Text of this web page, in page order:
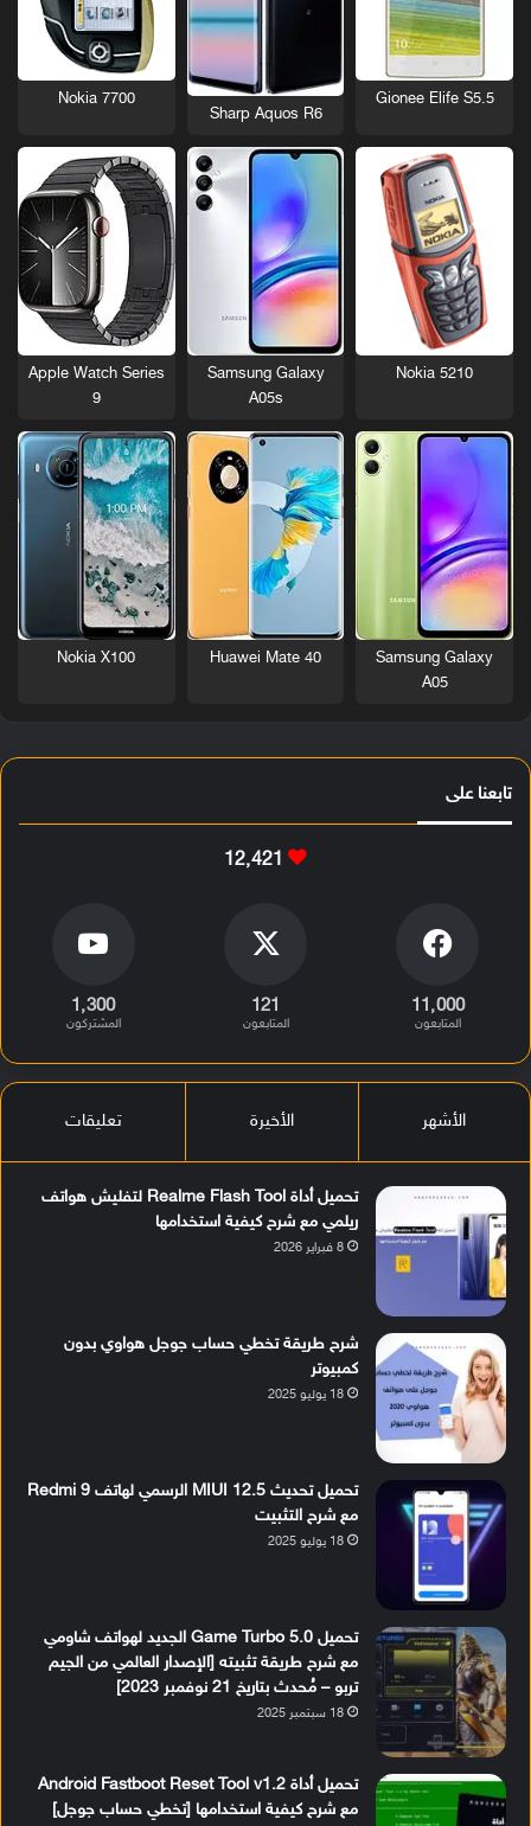
Gionee Elife S5.5
Sharp Aquos R6
Nokia 7700
Nokia 5210
Samsung Galaxy
A05s
Apple Watch Series
9
Samsung Galaxy
A05
Huawei Mate 40
Nokia X100
تابعنا على
12٬421
11٬000
المتابعون
121
المتابعون
1٬300
المشتركون
الأشهر الأخيرة تعليقات
تحميل أداة Realme Flash Tool لتفليش هواتف
ريلمي مع شرح كيفية استخدامها
8 فبراير 2026
شرح طريقة تخطي حساب جوجل هواوي بدون
كمبيوتر
18 يوليو 2025
تحميل تحديث MIUI 12.5 الرسمي لهاتف Redmi 9
مع شرح التثبيت
18 يوليو 2025
تحميل Game Turbo 5.0 الجديد لهواتف شاومي
مع شرح طريقة تثبيته [الإصدار العالمي من الجيم
تربو – مُحدث بتاريخ 21 نوفمبر 2023]
18 سبتمبر 2025
تحميل أداة Android Fastboot Reset Tool v1.2
مع شرح كيفية استخدامها [تخطي حساب جوجل]